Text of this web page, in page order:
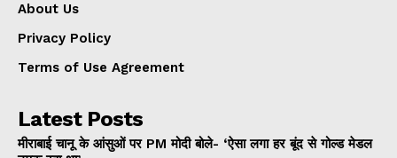
About Us
Privacy Policy
Terms of Use Agreement
Latest Posts
मीराबाई चानू के आंसुओं पर PM मोदी बोले- ‘ऐसा लगा हर बूंद से गोल्ड मेडल